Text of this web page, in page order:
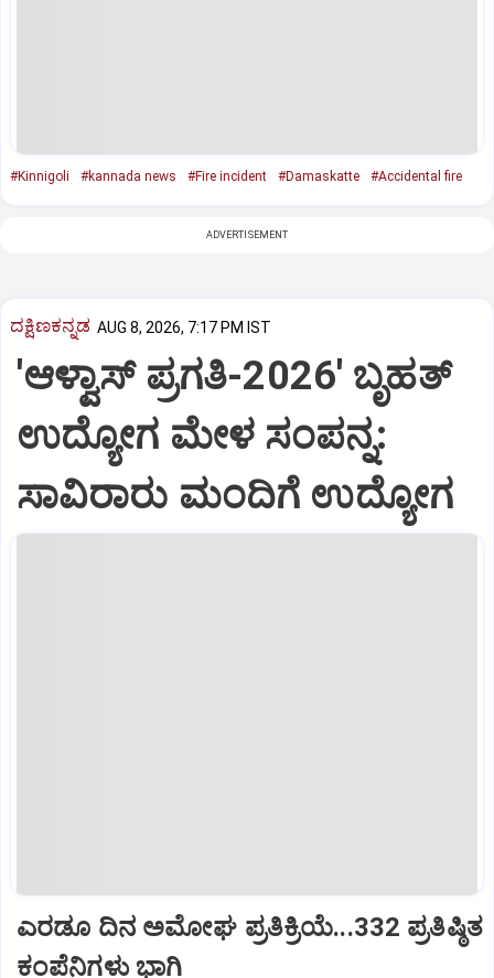
#Kinnigoli #kannada news #Fire incident #Damaskatte #Accidental fire
ADVERTISEMENT
ದಕ್ಷಿಣಕನ್ನಡ AUG 8, 2026, 7:17 PM IST
'ಆಳ್ವಾಸ್‌ ಪ್ರಗತಿ-2026' ಬೃಹತ್
ಉದ್ಯೋಗ ಮೇಳ ಸಂಪನ್ನ:
ಸಾವಿರಾರು ಮಂದಿಗೆ ಉದ್ಯೋಗ
ಎರಡೂ ದಿನ ಅಮೋಘ ಪ್ರತಿಕ್ರಿಯೆ...332 ಪ್ರತಿಷ್ಠಿತ
ಕಂಪೆನಿಗಳು ಭಾಗಿ